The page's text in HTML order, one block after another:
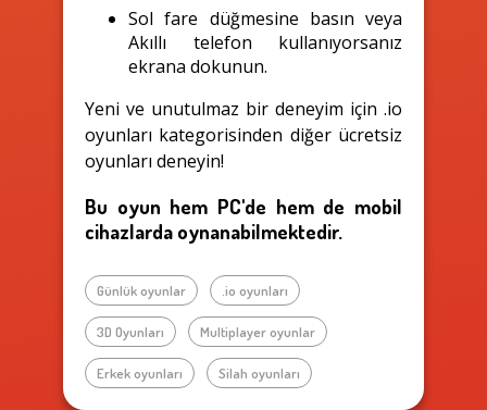
Sol fare düğmesine basın veya
Akıllı telefon kullanıyorsanız
ekrana dokunun.
Yeni ve unutulmaz bir deneyim için .io
oyunları kategorisinden diğer ücretsiz
oyunları deneyin!
Bu oyun hem PC'de hem de mobil
cihazlarda oynanabilmektedir.
Günlük oyunlar .io oyunları
3D Oyunları Multiplayer oyunlar
Erkek oyunları Silah oyunları